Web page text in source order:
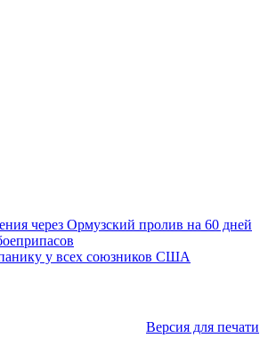
через Ормузский пролив на 60 дней
у всех союзников США
Версия для печати